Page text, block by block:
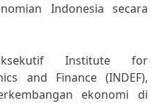
Indonesia secara
Institute for
and Finance (INDEF),
ekonomi di